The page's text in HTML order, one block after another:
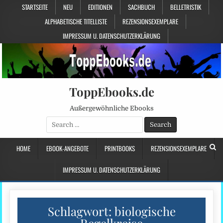
STARTSEITE NEU EDITIONEN SACHBUCH
BELLETRISTIK
ALPHABETISCHE TITELLISTE
REZENSIONSEXEMPLARE
IMPRESSUM U. DATENSCHUTZERKLÄRUNG
ToppEbooks.de
Außergewöhnliche Ebooks
Search
for:
HOME EBOOK-ANGEBOTE PRINTBOOKS REZENSIONSEXEMPLARE
IMPRESSUM U. DATENSCHUTZERKLÄRUNG
Schlagwort: biologische